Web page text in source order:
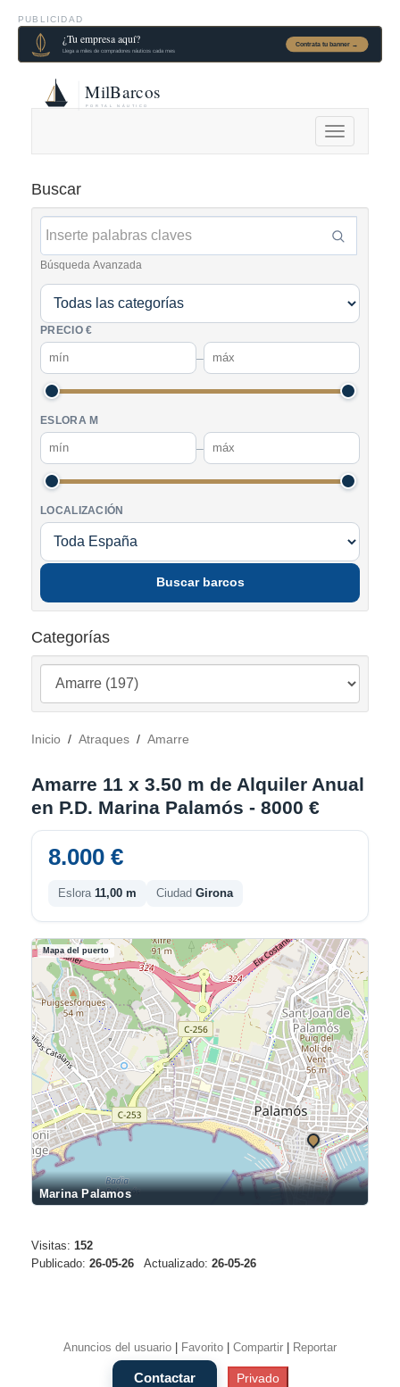
PUBLICIDAD
Alternar
navegación
Buscar
Búsqueda Avanzada
PRECIO €
–
ESLORA M
–
LOCALIZACIÓN
Buscar barcos
Categorías
Inicio / Atraques / Amarre
Amarre 11 x 3.50 m de Alquiler Anual
en P.D. Marina Palamós - 8000 €
8.000 €
Eslora 11,00 m Ciudad Girona
Mapa del puerto
Marina Palamos
Visitas: 152
Publicado: 26-05-26 Actualizado: 26-05-26
Anuncios del usuario Favorito Compartir Reportar